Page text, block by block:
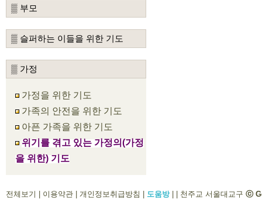
▒ 부모
▒ 슬퍼하는 이들을 위한 기도
▒ 가정
가정을 위한 기도
가족의 안전을 위한 기도
아픈 가족을 위한 기도
위기를 겪고 있는 가정의(가정
을 위한) 기도
전체보기 이용약관 개인정보취급방침 도움방 천주교 서울대교구 ⓒ